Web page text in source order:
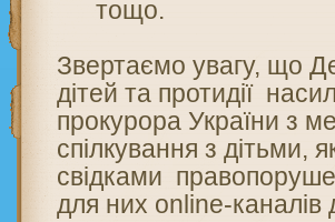
тощо.
Звертаємо увагу, що
дітей та протидії
прокурора України з
спілкування з дітьми,
свідками
для них online-